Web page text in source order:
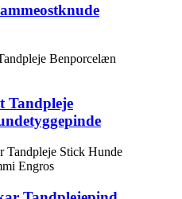
Tandpleje